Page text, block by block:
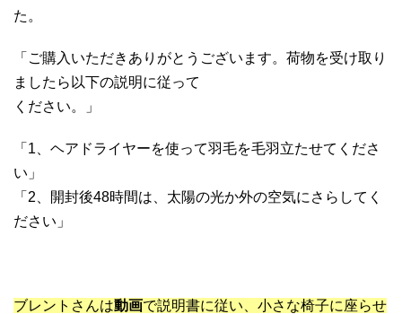
た。
「ご購入いただきありがとうございます。荷物を受け取り
ましたら以下の説明に従って
ください。」
「1、ヘアドライヤーを使って羽毛を毛羽立たせてくださ
い」
「2、開封後48時間は、太陽の光か外の空気にさらしてく
ださい」
ブレントさんは動画で説明書に従い、小さな椅子に座らせ